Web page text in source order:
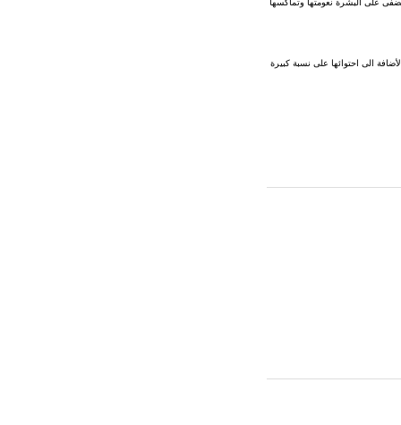
على البشرة نعومتها وتماكسها
الى احتوائها على نسبة كبيرة